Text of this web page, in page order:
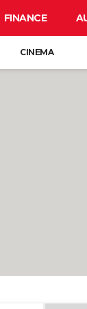
FINANCE
CINEMA